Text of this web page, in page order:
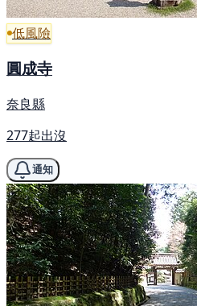
低風險
圓成寺
奈良縣
277起出沒
通知